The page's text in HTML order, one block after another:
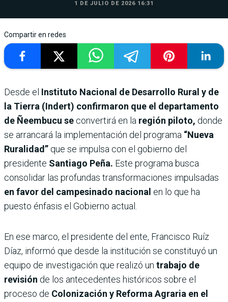
1 DE JULIO DE 2026 16:31
Compartir en redes
Desde el Instituto Nacional de Desarrollo Rural y de
la Tierra (Indert) confirmaron que el departamento
de Ñeembucu se convertirá en la región piloto, donde
se arrancará la implementación del programa “Nueva
Ruralidad” que se impulsa con el gobierno del
presidente Santiago Peña. Este programa busca
consolidar las profundas transformaciones impulsadas
en favor del campesinado nacional en lo que ha
puesto énfasis el Gobierno actual.
En ese marco, el presidente del ente, Francisco Ruíz
Díaz, informó que desde la institución se constituyó un
equipo de investigación que realizó un trabajo de
revisión de los antecedentes históricos sobre el
proceso de Colonización y Reforma Agraria en el